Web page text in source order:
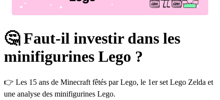
🤔 Faut-il investir dans les
minifigurines Lego ?
👉 Les 15 ans de Minecraft fêtés par Lego, le 1er set Lego Zelda et
une analyse des minifigurines Lego.